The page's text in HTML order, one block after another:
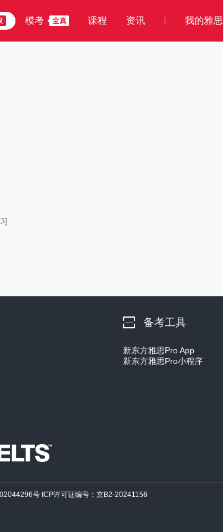
模考 课程 资讯 我的雅思
备考工具
新东方雅思Pro App
新东方雅思Pro小程序
号 ICP许可证编号：京B2-20241156